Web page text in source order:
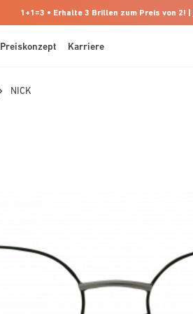
1+1=3 • Erhalte 3 Brillen zum Preis von 2! |
Preiskonzept Karriere
NICK